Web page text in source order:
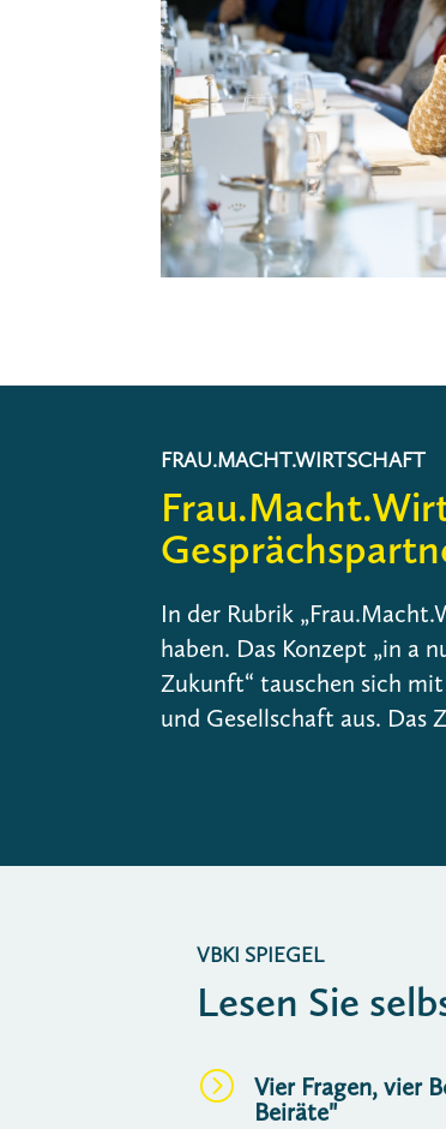
FRAU.MACHT.WIRTSCHAFT
In der Rubrik
haben. Das Konzept „in a
Zukunft“ tauschen sich
und Gesellschaft aus. Das
VBKI SPIEGEL
Lesen Sie
=
Vier Fragen, vier
Beiräte"